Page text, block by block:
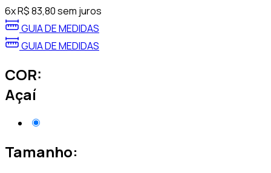
6xR$83,80sem juros
GUIA DE MEDIDAS
GUIA DE MEDIDAS
COR:
Açaí
Tamanho: